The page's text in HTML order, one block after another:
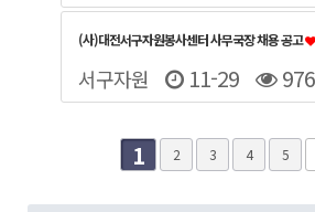
(사)대전서구자원봉사센터 사무국장 채용 공고
서구자원 11-29 976
1 2 3 4 5